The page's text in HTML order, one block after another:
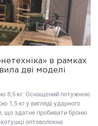
в рамках
дві моделі
8,5 кг. Оснащений потужною
1,5 кг у вигляді ударного
що здатне пробивати броню
оптоволокна